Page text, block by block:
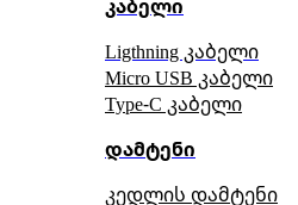
კაბელი
Ligthning კაბელი
Micro USB კაბელი
Type-C კაბელი
დამტენი
კედლის დამტენი